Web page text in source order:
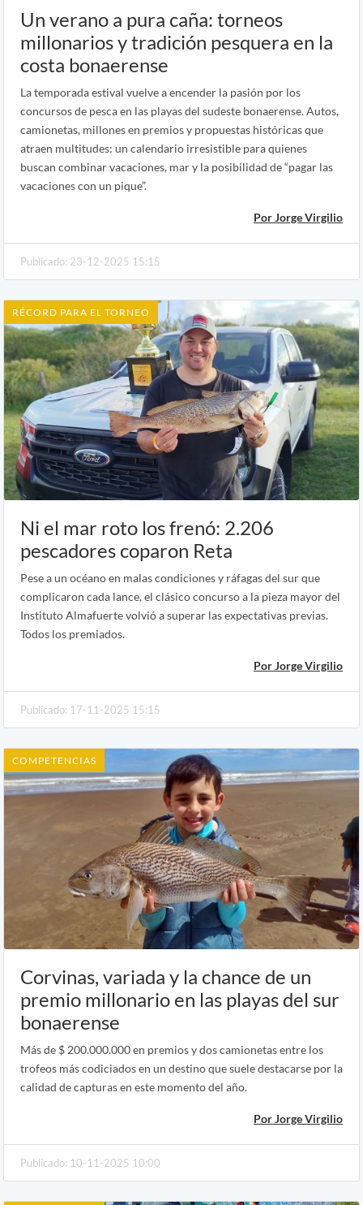
Un verano a pura caña: torneos
millonarios y tradición pesquera en la
costa bonaerense
La temporada estival vuelve a encender la pasión por los
concursos de pesca en las playas del sudeste bonaerense. Autos,
camionetas, millones en premios y propuestas históricas que
atraen multitudes: un calendario irresistible para quienes
buscan combinar vacaciones, mar y la posibilidad de “pagar las
vacaciones con un pique”.
Por Jorge Virgilio
Publicado: 23-12-2025 15:15
RÉCORD PARA EL TORNEO
Ni el mar roto los frenó: 2.206
pescadores coparon Reta
Pese a un océano en malas condiciones y ráfagas del sur que
complicaron cada lance, el clásico concurso a la pieza mayor del
Instituto Almafuerte volvió a superar las expectativas previas.
Todos los premiados.
Por Jorge Virgilio
Publicado: 17-11-2025 15:15
COMPETENCIAS
Corvinas, variada y la chance de un
premio millonario en las playas del sur
bonaerense
Más de $ 200.000.000 en premios y dos camionetas entre los
trofeos más codiciados en un destino que suele destacarse por la
calidad de capturas en este momento del año.
Por Jorge Virgilio
Publicado: 10-11-2025 10:00